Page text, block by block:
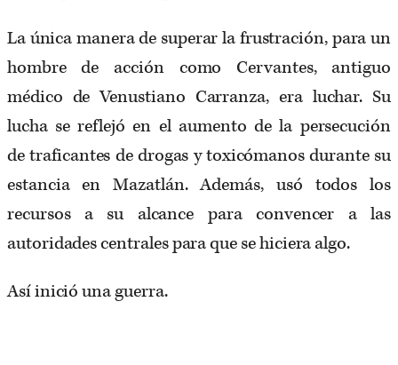
La única manera de superar la frustración, para un
hombre de acción como Cervantes, antiguo
médico de Venustiano Carranza, era luchar. Su
lucha se reflejó en el aumento de la persecución
de traficantes de drogas y toxicómanos durante su
estancia en Mazatlán. Además, usó todos los
recursos a su alcance para convencer a las
autoridades centrales para que se hiciera algo.
Así inició una guerra.